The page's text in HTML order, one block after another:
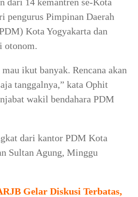
pengurus Pimpinan Daerah
Kota Yogyakarta dan
otonom.
mau ikut banyak. Rencana akan
tanggalnya,” kata Ophit
wakil bendahara PDM
dari kantor PDM Kota
Sultan Agung, Minggu
Gelar Diskusi Terbatas,